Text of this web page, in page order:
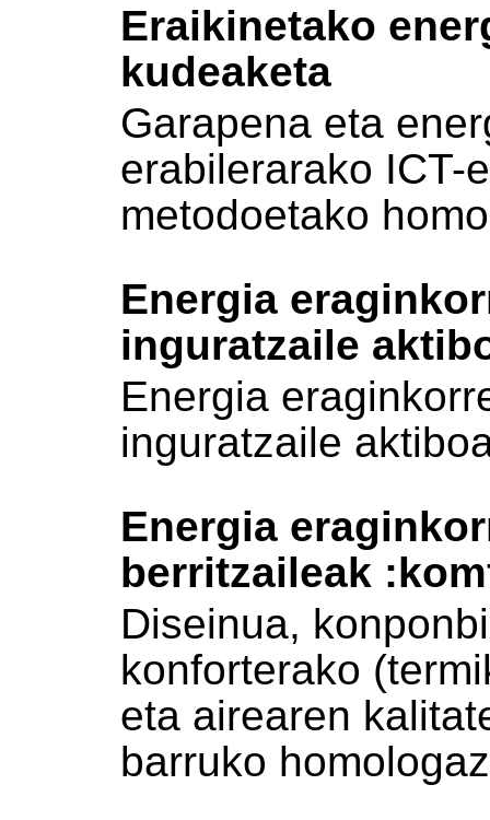
Eraikinetako
kudeaketa
Garapena eta
erabilerarako ICT-
metodoetako
Energia
inguratzaile
Energia
inguratzaile
Energia
berritzaileak
Diseinua,
konforterako
eta airearen
barruko